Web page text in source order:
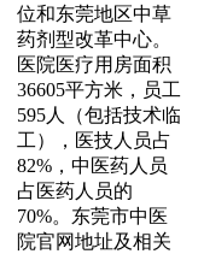
位和东莞地区中草
药剂型改革中心。
医院医疗用房面积
36605平方米，员工
595人（包括技术临
工），医技人员占
82%，中医药人员
占医药人员的
70%。东莞市中医
院官网地址及相关